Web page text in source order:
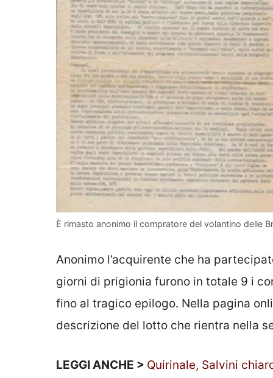
È rimasto anonimo il compratore del volantino delle
Anonimo l’acquirente che ha
giorni di prigionia furono in totale 9 i
fino al tragico epilogo. Nella pagina
descrizione del lotto che rientra nella
LEGGI ANCHE > Quirinale, Salvini